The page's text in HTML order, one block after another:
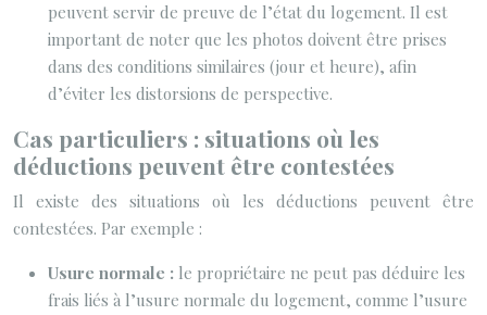
peuvent servir de preuve de l’état du logement. Il est
important de noter que les photos doivent être prises
dans des conditions similaires (jour et heure), afin
d’éviter les distorsions de perspective.
Cas particuliers : situations où les
déductions peuvent être contestées
Il existe des situations où les déductions peuvent être
contestées. Par exemple :
Usure normale : le propriétaire ne peut pas déduire les
frais liés à l’usure normale du logement, comme l’usure